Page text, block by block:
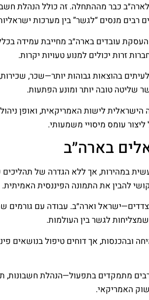
כבר מההתחלה. זה כולל הנהלת
רבים מנסים “לגשר” בין מערכות
עובדים בארה״ב מחייבת עמידה
שליטה טובה יותר ומונע הפתעות.
לישות האמריקאית, ואופן
עומס מיסויי משמעותי.
בארה״ב
במהירות, אך ללא הגדרה של תהליכים
להבין את התמונה הפיננסית האמיתית.
וארה״ב. עבודה עם
לגשר בין העולמות.
ובהכנסות, אך דוחים טיפול בנושאים
מתמקדים בתפעול—הנהלת
האמריקאי.